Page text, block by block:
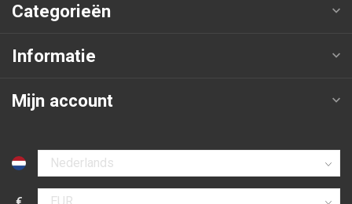
Categorieën
Informatie
Mijn account
Selecteer taal